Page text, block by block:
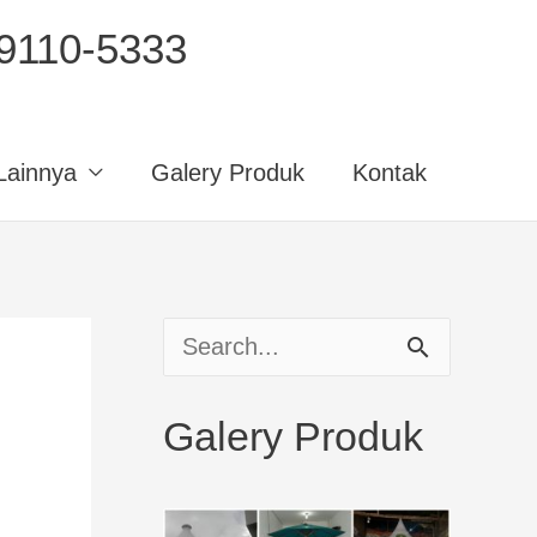
5333
Galery Produk Kontak
a
Galery Produk